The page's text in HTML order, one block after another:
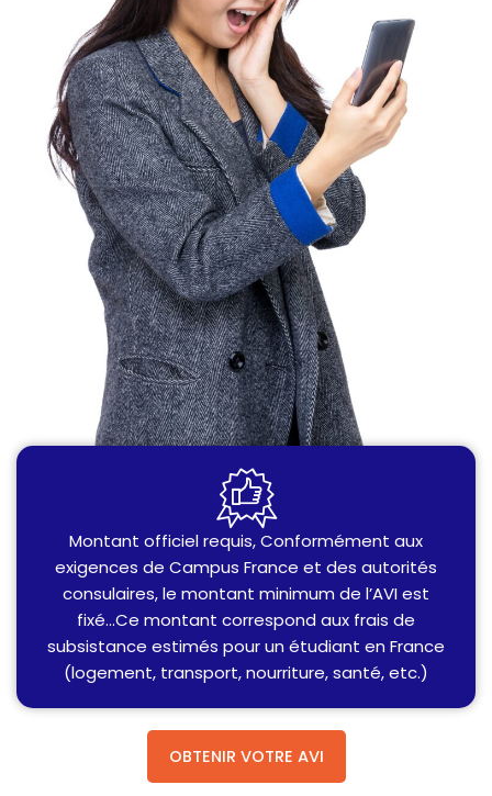
Montant officiel requis, Conformément aux
exigences de Campus France et des autorités
consulaires, le montant minimum de l’AVI est
fixé...Ce montant correspond aux frais de
subsistance estimés pour un étudiant en France
(logement, transport, nourriture, santé, etc.)
OBTENIR VOTRE AVI